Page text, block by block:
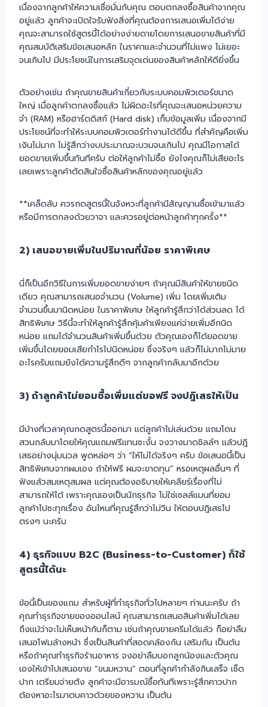
เนื่องจากลูกค้าให้ความเชื่อมั่นกับคุณ ตอบตกลงซื้อสินค้าจากคุณ
อยู่แล้ว ลูกค้าจะเปิดใจรับฟังสิ่งที่คุณต้องการเสนอเพิ่มได้ง่าย
คุณจะสามารถใช้สูตรนี้ได้อย่างง่ายดายโดยการเสนอขายสินค้าที่มี
คุณสมบัติเสริมข้อเสนอหลัก ในราคาและจำนวนที่ไม่แพง ไม่เยอะ
จนเกินไป มีประโยชน์ในการเสริมจุดเด่นของสินค้าหลักให้ดียิ่งขึ้น
ตัวอย่างเช่น ถ้าคุณขายสินค้าเกี่ยวกับระบบคอมพิวเตอร์ขนาด
ใหญ่ เมื่อลูกค้าตกลงซื้อแล้ว ไม่ผิดอะไรที่คุณจะเสนอหน่วยความ
จำ (RAM) หรือฮาร์ดดิสก์ (Hard disk) เก็บข้อมูลเพิ่ม เนื่องจากมี
ประโยชน์ที่จะทำให้ระบบคอมพิวเตอร์ทำงานได้ดีขึ้น ที่สำคัญคือเพิ่ม
เงินไม่มาก ไม่รู้สึกว่างบประมาณจะบวมจนเกินไป คุณมีโอกาสได้
ยอดขายเพิ่มขึ้นทันทีครับ ต่อให้ลูกค้าไม่ซื้อ ยังไงคุณก็ไม่เสียอะไร
เลยเพราะลูกค้าตัดสินใจซื้อสินค้าหลักของคุณอยู่แล้ว
**เคล็ดลับ ควรกดสูตรนี้ในจังหวะที่ลูกค้ามีสัญญานซื้อเข้ามาแล้ว
หรือมีการตกลงด้วยวาจา และควรอยู่ต่อหน้าลูกค้าทุกครั้ง**
2) เสนอขายเพิ่มในปริมาณที่น้อย ราคาพิเศษ
นี่ก็เป็นอีกวิธีในการเพิ่มยอดขายง่ายๆ ถ้าคุณมีสินค้าให้ขายชนิด
เดียว คุณสามารถเสนอจำนวน (Volume) เพิ่ม โดยเพิ่มเติม
จำนวนขึ้นมานิดหน่อย ในราคาพิเศษ ให้ลูกค้ารู้สึกว่าได้ส่วนลด ได้
สิทธิพิเศษ วิธีนี้จะทำให้ลูกค้ารู้สึกคุ้มค้าเพียงแค่จ่ายเพิ่มอีกนิด
หน่อย แถมได้จำนวนสินค้าเพิ่มขึ้นด้วย ตัวคุณเองก็ได้ยอดขาย
เพิ่มขึ้นโดยยอมเสียกำไรไปนิดหน่อย ซึ่งจริงๆ แล้วก็ไม่มากไม่มาย
อะไรครับแถมยังได้ความรู้สึกดีๆ จากลูกค้ากลับมาอีกด้วย
3) ถ้าลูกค้าไม่ยอมซื้อเพิ่มแต่ขอฟรี จงปฎิเสธให้เป็น
มีบ้างที่เวลาคุณกดสูตรนี้ออกมา แต่ลูกค้าไม่เล่นด้วย แถมโดน
สวนกลับมาโดยให้คุณแถมฟรีแทนซะงั้น จงวางมาดชิลล์ๆ แล้วปฎิ
เสธอย่างนุ่มนวล พูดหล่อๆ ว่า “ให้ไม่ได้จริงๆ ครับ ข้อเสนอนี้เป็น
สิทธิพิเศษจากผมเอง ถ้าให้ฟรี ผมจะขาดทุน” หรอเหตุผลอื่นๆ ที่
ฟังแล้วสมเหตุสมผล แต่คุณต้องอธิบายให้เคลียร์เรื่องที่ไม่
สามารถให้ได้ เพราะคุณเองเป็นนักธุรกิจ ไม่ใช่เซลล์แมนที่ยอม
ลูกค้าไปซะทุกเรื่อง อันไหนที่คุณรู้สึกว่าไม่วิน ให้ตอบปฎิเสธไป
ตรงๆ นะครับ
4) ธุรกิจแบบ B2C (Business-to-Customer) ก็ใช้
สูตรนี้ได้นะ
ข้อนี้เป็นของแถม สำหรับผู้ที่ทำธุรกิจทั่วไปหลายๆ ท่านนะครับ ถ้า
คุณทำธุรกิจขายของออนไลน์ คุณสามารถเสนอสินค้าเพิ่มได้เลย
ถึงแม้ว่าจะไม่เห็นหน้ากันก็ตาม เช่นถ้าคุณขายครีมได้แล้ว ก็อย่าลืม
เสนอโฟมล้างหน้า ซึ่งเป็นสินค้าที่สอดคล้องกัน เสริมกัน เป็นต้น
หรือถ้าคุณทำธุรกิจร้านอาหาร จงอย่าลืมบอกลูกน้องและตัวคุณ
เองให้เข้าไปเสนอขาย “ขนมหวาน” ตอนที่ลูกค้ากำลังกินเสร็จ เช็ด
ปาก เตรียมจ่ายตัง ลูกค้าจะมีอารมณ์ซื้อทันทีเพราะรู้สึกคาวปาก
ต้องหาอะไรมาตบคาวด้วยของหวาน เป็นต้น